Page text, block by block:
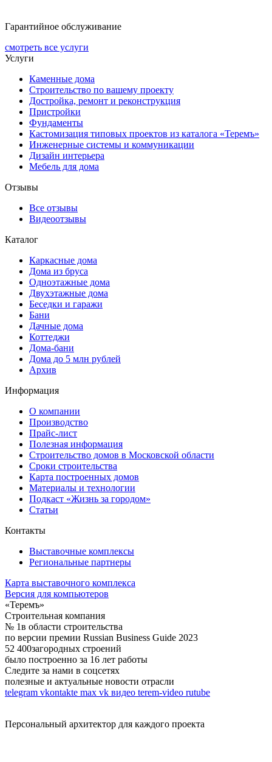
Гарантийное обслуживание
смотреть все услуги
Услуги
Каменные дома
Строительство по вашему проекту
Достройка, ремонт и реконструкция
Пристройки
Фундаменты
Кастомизация типовых проектов из каталога «Теремъ»
Инженерные системы и коммуникации
Дизайн интерьера
Мебель для дома
Отзывы
Все отзывы
Видеоотзывы
Каталог
Каркасные дома
Дома из бруса
Одноэтажные дома
Двухэтажные дома
Беседки и гаражи
Бани
Дачные дома
Коттеджи
Дома-бани
Дома до 5 млн рублей
Архив
Информация
О компании
Производство
Прайс-лист
Полезная информация
Строительство домов в Московской области
Сроки строительства
Карта построенных домов
Материалы и технологии
Подкаст «Жизнь за городом»
Статьи
Контакты
Выставочные комплексы
Региональные партнеры
Карта выставочного комплекса
Версия для компьютеров
«Теремъ»
Строительная компания
№ 1в области строительства
по версии премии Russian Business Guide 2023
52 400загородных строений
было построенно за 16 лет работы
Следите за нами в соцсетях
полезные и актуальные новости отрасли
telegram vkontakte max vk видео terem-video rutube
Персональный архитектор для каждого проекта